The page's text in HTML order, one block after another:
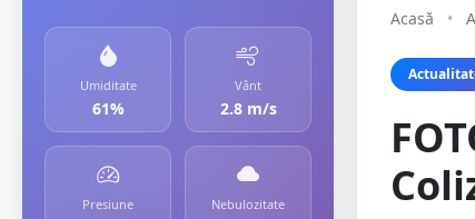
Umiditate
61%
Vânt
2.8 m/s
Presiune Nebulozitate
Acasă •